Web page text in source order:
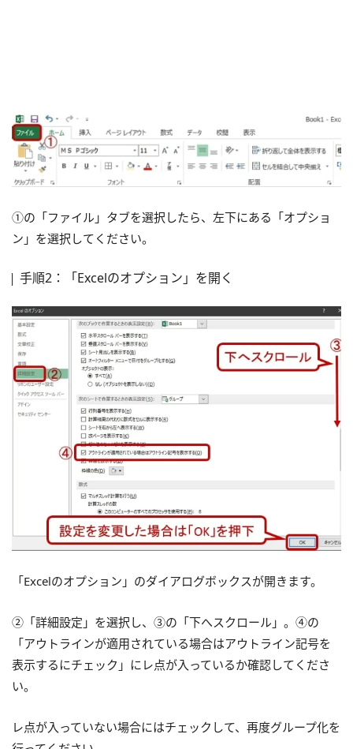
①の「ファイル」タブを選択したら、左下にある「オプショ
ン」を選択してください。
手順2：「Excelのオプション」を開く
「Excelのオプション」のダイアログボックスが開きます。
②「詳細設定」を選択し、③の「下へスクロール」。④の
「アウトラインが適用されている場合はアウトライン記号を
表示するにチェック」にレ点が入っているか確認してくださ
い。
レ点が入っていない場合にはチェックして、再度グループ化を